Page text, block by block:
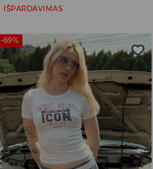
IŠPARDAVIMAS
-69%